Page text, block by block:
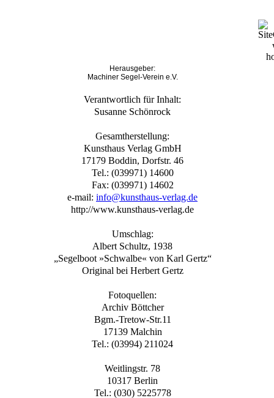
Herausgeber:
Machiner Segel-Verein e.V.
Verantwortlich für Inhalt:
Susanne Schönrock
Gesamtherstellung:
Kunsthaus Verlag GmbH
17179 Boddin, Dorfstr. 46
Tel.: (039971) 14600
Fax: (039971) 14602
e-mail: info@kunsthaus-verlag.de
http://www.kunsthaus-verlag.de
Umschlag:
Albert Schultz, 1938
„Segelboot »Schwalbe« von Karl Gertz“
Original bei Herbert Gertz
Fotoquellen:
Archiv Böttcher
Bgm.-Tretow-Str.11
17139 Malchin
Tel.: (03994) 211024
Weitlingstr. 78
10317 Berlin
Tel.: (030) 5225778